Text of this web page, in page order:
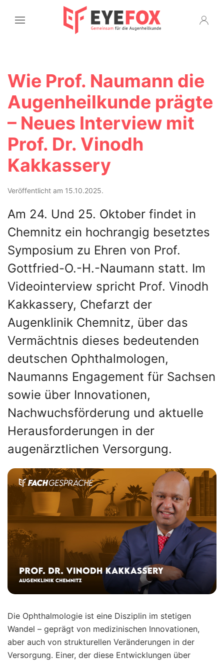
Wie Prof. Naumann die
Augenheilkunde prägte
– Neues Interview mit
Prof. Dr. Vinodh
Kakkassery
Veröffentlicht am 15.10.2025.
Am 24. Und 25. Oktober findet in
Chemnitz ein hochrangig besetztes
Symposium zu Ehren von Prof.
Gottfried-O.-H.-Naumann statt. Im
Videointerview spricht Prof. Vinodh
Kakkassery, Chefarzt der
Augenklinik Chemnitz, über das
Vermächtnis dieses bedeutenden
deutschen Ophthalmologen,
Naumanns Engagement für Sachsen
sowie über Innovationen,
Nachwuchsförderung und aktuelle
Herausforderungen in der
augenärztlichen Versorgung.
Die Ophthalmologie ist eine Disziplin im stetigen
Wandel – geprägt von medizinischen Innovationen,
aber auch von strukturellen Veränderungen in der
Versorgung. Einer, der diese Entwicklungen über